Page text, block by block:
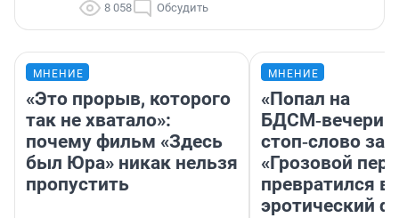
8 058 Обсудить
МНЕНИЕ
«Это прорыв, которого
так не хватало»:
почему фильм «Здесь
был Юра» никак нельзя
пропустить
МНЕНИЕ
«Попал на
стоп‑слово
«Грозовой
превратился в
эротический